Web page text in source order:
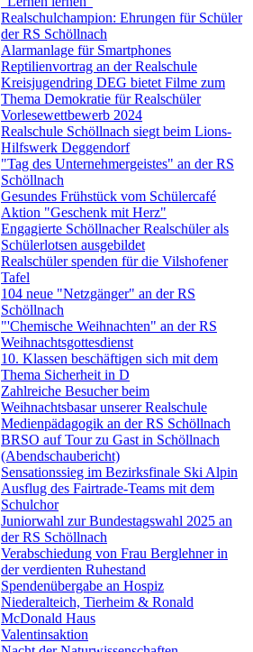
Realschulchampion: Ehrungen für Schüler
der RS Schöllnach
Alarmanlage für Smartphones
Reptilienvortrag an der Realschule
Kreisjugendring DEG bietet Filme zum
Thema Demokratie für Realschüler
Vorlesewettbewerb 2024
Realschule Schöllnach siegt beim Lions-
Hilfswerk Deggendorf
"Tag des Unternehmergeistes" an der RS
Schöllnach
Gesundes Frühstück vom Schülercafé
Aktion "Geschenk mit Herz"
Engagierte Schöllnacher Realschüler als
Schülerlotsen ausgebildet
Realschüler spenden für die Vilshofener
Tafel
104 neue "Netzgänger" an der RS
Schöllnach
"'Chemische Weihnachten" an der RS
Weihnachtsgottesdienst
10. Klassen beschäftigen sich mit dem
Thema Sicherheit in D
Zahlreiche Besucher beim
Weihnachtsbasar unserer Realschule
Medienpädagogik an der RS Schöllnach
BRSO auf Tour zu Gast in Schöllnach
(Abendschaubericht)
Sensationssieg im Bezirksfinale Ski Alpin
Ausflug des Fairtrade-Teams mit dem
Schulchor
Juniorwahl zur Bundestagswahl 2025 an
der RS Schöllnach
Verabschiedung von Frau Berglehner in
der verdienten Ruhestand
Spendenübergabe an Hospiz
Niederalteich, Tierheim & Ronald
McDonald Haus
Valentinsaktion